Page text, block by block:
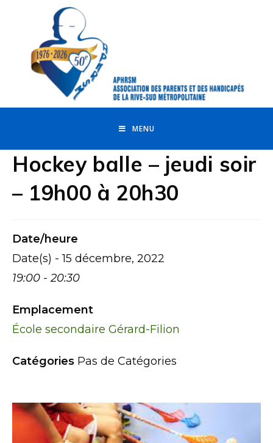
MENU
Hockey balle – jeudi soir
– 19h00 à 20h30
Date/heure
Date(s) - 15 décembre, 2022
19:00 - 20:30
Emplacement
École secondaire Gérard-Filion
Catégories Pas de Catégories